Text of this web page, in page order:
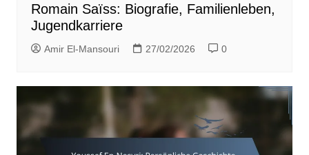
Romain Saïss: Biografie, Familienleben,
Jugendkarriere
Amir El-Mansouri 27/02/2026 0